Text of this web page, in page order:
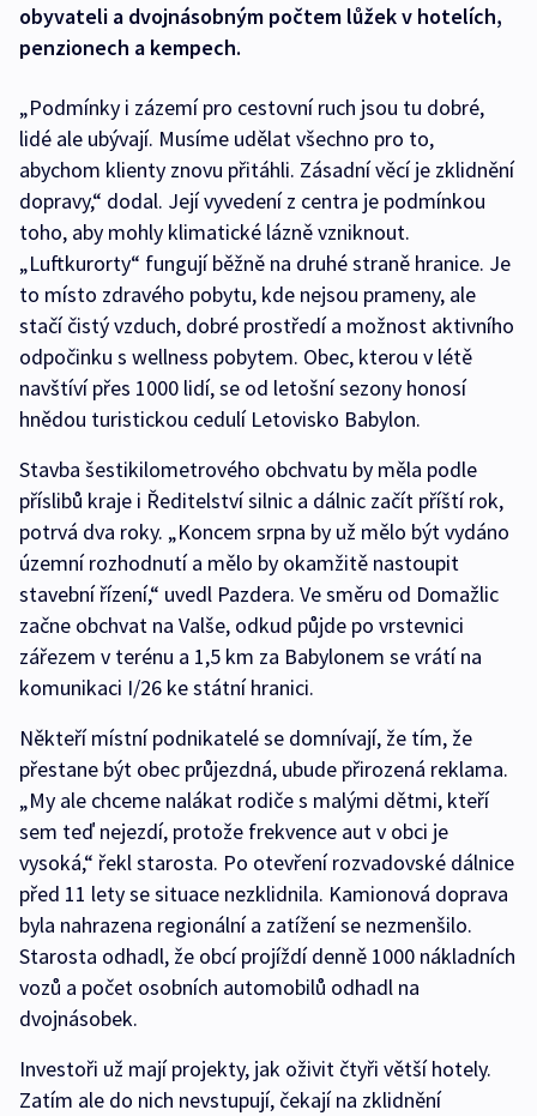
obyvateli a dvojnásobným počtem lůžek v hotelích,
penzionech a kempech.
„Podmínky i zázemí pro cestovní ruch jsou tu dobré,
lidé ale ubývají. Musíme udělat všechno pro to,
abychom klienty znovu přitáhli. Zásadní věcí je zklidnění
dopravy,“ dodal. Její vyvedení z centra je podmínkou
toho, aby mohly klimatické lázně vzniknout.
„Luftkurorty“ fungují běžně na druhé straně hranice. Je
to místo zdravého pobytu, kde nejsou prameny, ale
stačí čistý vzduch, dobré prostředí a možnost aktivního
odpočinku s wellness pobytem. Obec, kterou v létě
navštíví přes 1000 lidí, se od letošní sezony honosí
hnědou turistickou cedulí Letovisko Babylon.
Stavba šestikilometrového obchvatu by měla podle
příslibů kraje i Ředitelství silnic a dálnic začít příští rok,
potrvá dva roky. „Koncem srpna by už mělo být vydáno
územní rozhodnutí a mělo by okamžitě nastoupit
stavební řízení,“ uvedl Pazdera. Ve směru od Domažlic
začne obchvat na Valše, odkud půjde po vrstevnici
zářezem v terénu a 1,5 km za Babylonem se vrátí na
komunikaci I/26 ke státní hranici.
Někteří místní podnikatelé se domnívají, že tím, že
přestane být obec průjezdná, ubude přirozená reklama.
„My ale chceme nalákat rodiče s malými dětmi, kteří
sem teď nejezdí, protože frekvence aut v obci je
vysoká,“ řekl starosta. Po otevření rozvadovské dálnice
před 11 lety se situace nezklidnila. Kamionová doprava
byla nahrazena regionální a zatížení se nezmenšilo.
Starosta odhadl, že obcí projíždí denně 1000 nákladních
vozů a počet osobních automobilů odhadl na
dvojnásobek.
Investoři už mají projekty, jak oživit čtyři větší hotely.
Zatím ale do nich nevstupují, čekají na zklidnění